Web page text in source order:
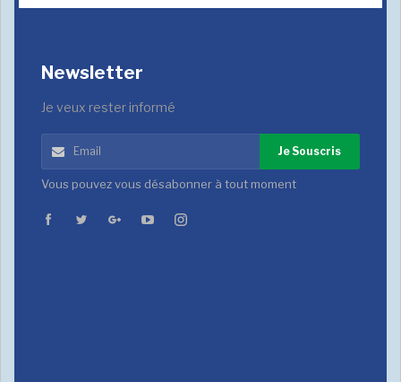
Newsletter
Je veux rester informé
Je Souscris
Vous pouvez vous désabonner à tout moment